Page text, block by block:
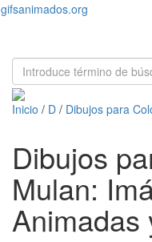
gifsanimados.org
Inicio / D / Dibujos para
Dibujos
Mulan:
Animadas